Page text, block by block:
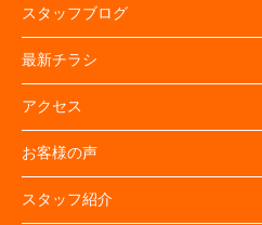
スタッフブログ
最新チラシ
アクセス
お客様の声
スタッフ紹介